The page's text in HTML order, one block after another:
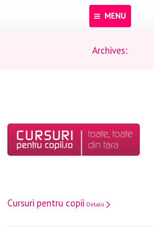
MENU
Evenimente
Materiale educaționale
Archives:
Cursuri pentru copii Detalii